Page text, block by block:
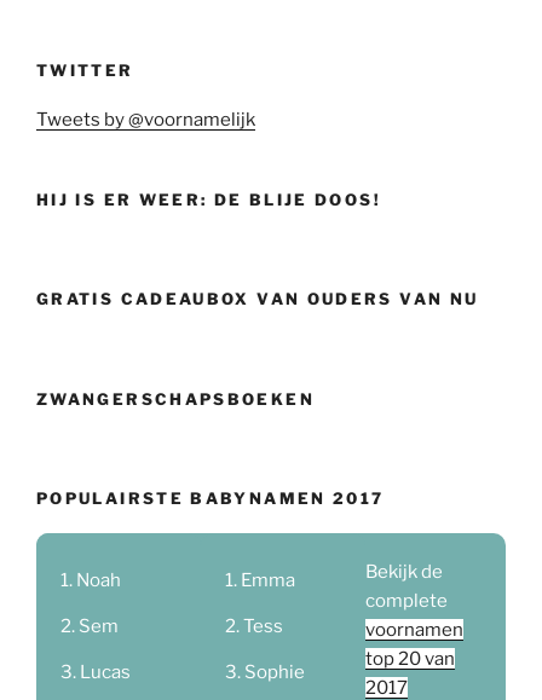
TWITTER
Tweets by @voornamelijk
HIJ IS ER WEER: DE BLIJE DOOS!
GRATIS CADEAUBOX VAN OUDERS VAN NU
ZWANGERSCHAPSBOEKEN
POPULAIRSTE BABYNAMEN 2017
Noah
Sem
Lucas
Emma
Tess
Sophie
Bekijk de
complete
voornamen
top 20 van
2017